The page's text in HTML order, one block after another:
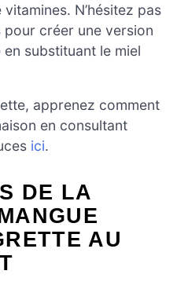
N’hésitez pas
créer une version
substituant le miel
apprenez comment
en consultant
ici.
DE LA
AU